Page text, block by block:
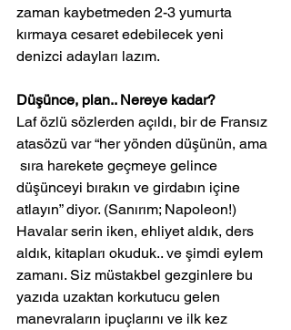
zaman kaybetmeden 2-3 yumurta
kırmaya cesaret edebilecek yeni
denizci adayları lazım.
Düşünce, plan.. Nereye kadar?
Laf özlü sözlerden açıldı, bir de Fransız
atasözü var “her yönden düşünün, ama
sıra harekete geçmeye gelince
düşünceyi bırakın ve girdabın içine
atlayın” diyor. (Sanırım; Napoleon!)
Havalar serin iken, ehliyet aldık, ders
aldık, kitapları okuduk.. ve şimdi eylem
zamanı. Siz müstakbel gezginlere bu
yazıda uzaktan korkutucu gelen
manevraların ipuçlarını ve ilk kez